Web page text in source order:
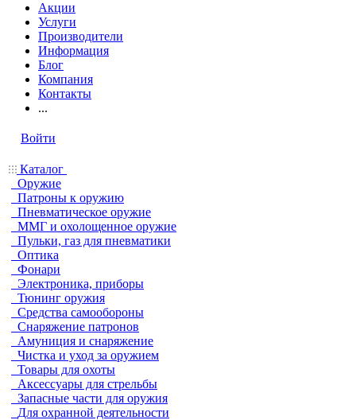
Акции
Услуги
Производители
Информация
Блог
Компания
Контакты
...
Войти
Каталог
Оружие
Патроны к оружию
Пневматическое оружие
ММГ и охолощенное оружие
Пульки, газ для пневматики
Оптика
Фонари
Электроника, приборы
Тюнинг оружия
Средства самообороны
Снаряжение патронов
Амуниция и снаряжение
Чистка и уход за оружием
Товары для охоты
Аксессуары для стрельбы
Запасные части для оружия
Для охранной деятельности